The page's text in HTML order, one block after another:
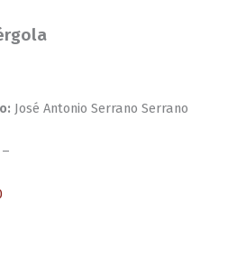
José Antonio Serrano Serrano
–